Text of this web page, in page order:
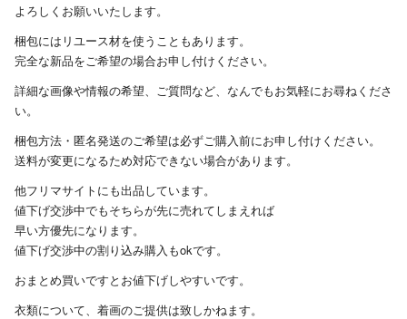
よろしくお願いいたします。
梱包にはリユース材を使うこともあります。
完全な新品をご希望の場合お申し付けください。
詳細な画像や情報の希望、ご質問など、なんでもお気軽にお尋ねくださ
い。
梱包方法・匿名発送のご希望は必ずご購入前にお申し付けください。
送料が変更になるため対応できない場合があります。
他フリマサイトにも出品しています。
値下げ交渉中でもそちらが先に売れてしまえれば
早い方優先になります。
値下げ交渉中の割り込み購入もokです。
おまとめ買いですとお値下げしやすいです。
衣類について、着画のご提供は致しかねます。